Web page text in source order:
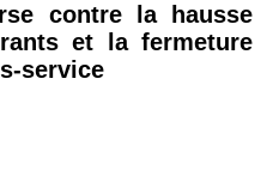
contre la hausse
et la fermeture
service